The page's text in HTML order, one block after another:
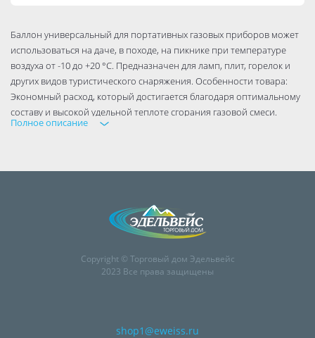
Баллон универсальный для портативных газовых приборов может
использоваться на даче, в походе, на пикнике при температуре
воздуха от -10 до +20 °C. Предназначен для ламп, плит, горелок и
других видов туристического снаряжения. Особенности товара:
Экономный расход, который достигается благодаря оптимальному
составу и высокой удельной теплоте сгорания газовой смеси.
Стабильная подача топлива обеспечивается за счет цангового
эксплуатации при точном соблюдении инструкции производителя
Полное описание
Copyright © Торговый дом Эдельвейс
2023 Все права защищены
shop1@eweiss.ru